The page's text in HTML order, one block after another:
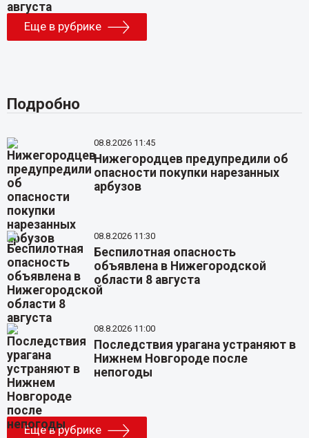
Еще в рубрике
Подробно
08.8.2026 11:45
Нижегородцев предупредили об
опасности покупки нарезанных
арбузов
08.8.2026 11:30
Беспилотная опасность
объявлена в Нижегородской
области 8 августа
08.8.2026 11:00
Последствия урагана устраняют в
Нижнем Новгороде после
непогоды
Еще в рубрике